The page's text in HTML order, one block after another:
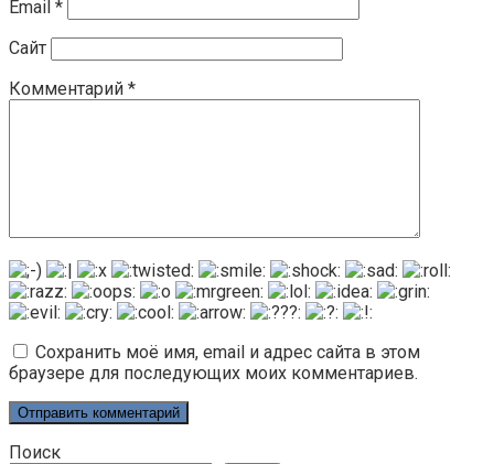
Email *
Сайт
Комментарий *
Сохранить моё имя, email и адрес сайта в этом
браузере для последующих моих комментариев.
Поиск